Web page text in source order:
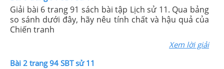
Giải bài 6 trang 91 sách bài tập Lịch sử 11. Qua bảng
so sánh dưới đây, hãy nêu tính chất và hậu quả của
Chiến tranh
Xem lời giải
Bài 2 trang 94 SBT sử 11